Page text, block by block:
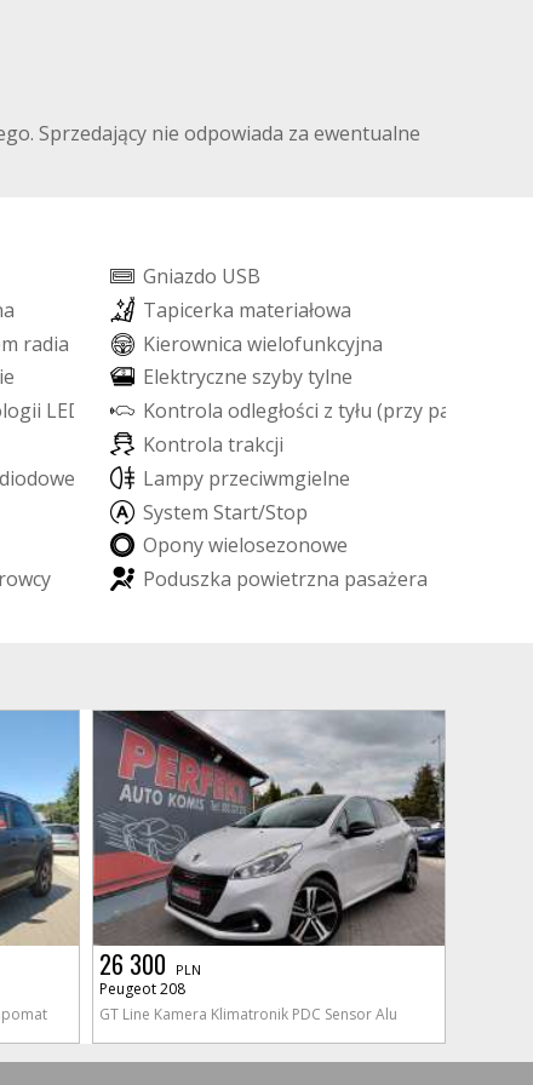
Sprzedający nie odpowiada za ewentualne
Gniazdo USB
a Tapicerka materiałowa
m radia Kierownica wielofunkcyjna
ie Elektryczne szyby tylne
logii LED Kontrola odległości z tyłu (przy pa
Kontrola trakcji
diodowe D Lampy przeciwmgielne
System Start/Stop
Opony wielosezonowe
rowcy Poduszka powietrzna pasażera
26 300 PLN
Peugeot 208
GT Line Kamera Klimatronik PDC Sensor Alu